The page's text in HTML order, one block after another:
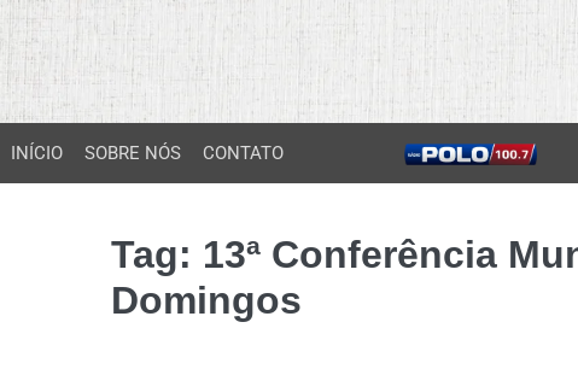
INÍCIO SOBRE NÓS CONTATO
Tag: 13ª Conferência
Domingos